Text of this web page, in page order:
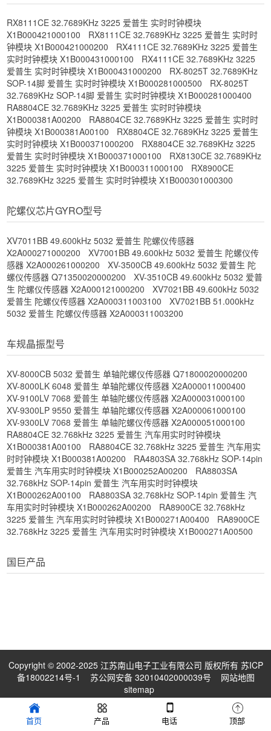
RX8111CE 32.7689KHz 3225 爱普生 实时时钟模块
X1B000421000100
RX8111CE 32.7689KHz 3225 爱普生 实时时
钟模块 X1B000421000200
RX4111CE 32.7689KHz 3225 爱普生
实时时钟模块 X1B000431000100
RX4111CE 32.7689KHz 3225
爱普生 实时时钟模块 X1B000431000200
RX-8025T 32.7689KHz
SOP-14脚 爱普生 实时时钟模块 X1B000281000500
RX-8025T
32.7689KHz SOP-14脚 爱普生 实时时钟模块 X1B000281000400
RA8804CE 32.7689KHz 3225 爱普生 实时时钟模块
X1B000381A00200
RA8804CE 32.7689KHz 3225 爱普生 实时时
钟模块 X1B000381A00100
RX8804CE 32.7689KHz 3225 爱普生
实时时钟模块 X1B000371000200
RX8804CE 32.7689KHz 3225
爱普生 实时时钟模块 X1B000371000100
RX8130CE 32.7689KHz
3225 爱普生 实时时钟模块 X1B000311000100
RX8900CE
32.7689KHz 3225 爱普生 实时时钟模块 X1B000301000300
陀螺仪芯片GYRO型号
XV7011BB 49.600kHz 5032 爱普生 陀螺仪传感器
X2A000271000200
XV7001BB 49.600kHz 5032 爱普生 陀螺仪传
感器 X2A000261000200
XV-3500CB 49.600kHz 5032 爱普生 陀
螺仪传感器 Q71350020000200
XV-3510CB 49.600kHz 5032 爱普
生 陀螺仪传感器 X2A000121000200
XV7021BB 49.600kHz 5032
爱普生 陀螺仪传感器 X2A000311003100
XV7021BB 51.000kHz
5032 爱普生 陀螺仪传感器 X2A000311003200
车规晶振型号
XV-8000CB 5032 爱普生 单轴陀螺仪传感器 Q71800020000200
XV-8000LK 6048 爱普生 单轴陀螺仪传感器 X2A000011000400
XV-9100LV 7068 爱普生 单轴陀螺仪传感器 X2A000031000100
XV-9300LP 9550 爱普生 单轴陀螺仪传感器 X2A000061000100
XV-9300LV 7068 爱普生 单轴陀螺仪传感器 X2A000051000100
RA8804CE 32.768kHz 3225 爱普生 汽车用实时时钟模块
X1B000381A00100
RA8804CE 32.768kHz 3225 爱普生 汽车用实
时时钟模块 X1B000381A00200
RA4803SA 32.768kHz SOP-14pin
爱普生 汽车用实时时钟模块 X1B000252A00200
RA8803SA
32.768kHz SOP-14pin 爱普生 汽车用实时时钟模块
X1B000262A00100
RA8803SA 32.768kHz SOP-14pin 爱普生 汽
车用实时时钟模块 X1B000262A00200
RA8900CE 32.768kHz
3225 爱普生 汽车用实时时钟模块 X1B000271A00400
RA8900CE
32.768kHz 3225 爱普生 汽车用实时时钟模块 X1B000271A00500
国巨产品
Copyright © 2002-2025 江苏南山电子工业有限公司 版权所有 苏ICP
备18002214号-1
苏公网安备 32010402000039号
网站地图
sitemap
首页 产品 电话 顶部